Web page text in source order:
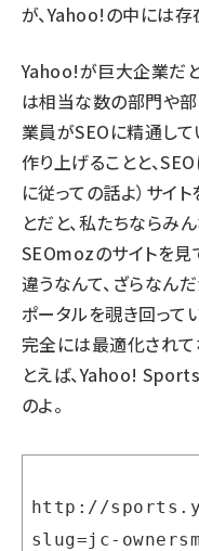
が、Yahoo!の中には存
Yahoo!が巨大企業だ
は相当な数の部門や
業員がSEOに精通して
作り上げることと、
に従っての話よ）サイ
とだと、私たちならみ
SEOmozのサイトを見
違うなんて、ざらなん
ポータルを覗き回って
完全には最適化されて
とえば、Yahoo!
のよ。
http://
slug=jc-